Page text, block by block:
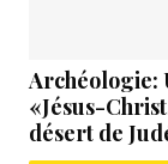
Archéologie:
«Jésus-
désert de